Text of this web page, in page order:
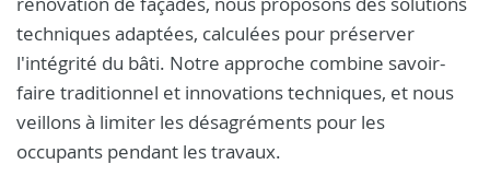
techniques adaptées, calculées pour préserver
l'intégrité du bâti. Notre approche combine savoir-
faire traditionnel et innovations techniques, et nous
veillons à limiter les désagréments pour les
occupants pendant les travaux.